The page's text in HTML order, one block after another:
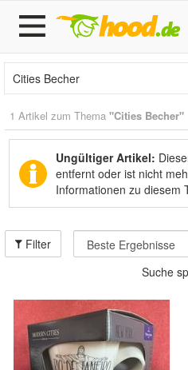
1 Artikel zum Thema "Cities Becher"
Ungültiger Artikel:
entfernt oder ist nicht
Informationen zu diesem
Filter
Suche